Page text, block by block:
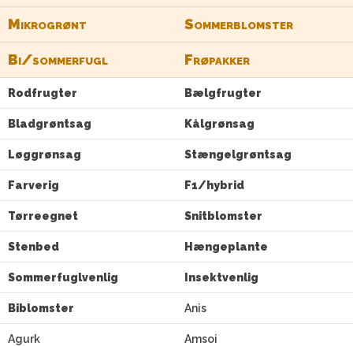
Mikrogrønt Sommerblomster
Bi/sommerfugl Frøpakker
Rodfrugter Bælgfrugter
Bladgrøntsag Kålgrønsag
Løggrønsag Stængelgrøntsag
Farverig F1/hybrid
Tørreegnet Snitblomster
Stenbed Hængeplante
Sommerfuglvenlig Insektvenlig
Biblomster Anis
Agurk Amsoi